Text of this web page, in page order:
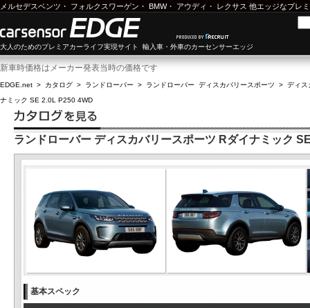
メルセデスベンツ ・ フォルクスワーゲン ・ BMW・ アウディ ・ レクサス 他エッジなプレ
大人のためのプレミアカーライフ実現サイト 輸入車・外車のカーセンサーエッジ
新車時価格はメーカー発表当時の価格です
EDGE.net > カタログ > ランドローバー > ランドローバー ディスカバリースポーツ > ディス
ナミック SE 2.0L P250 4WD
ランドローバー ディスカバリースポーツ Rダイナミック
基本スペック